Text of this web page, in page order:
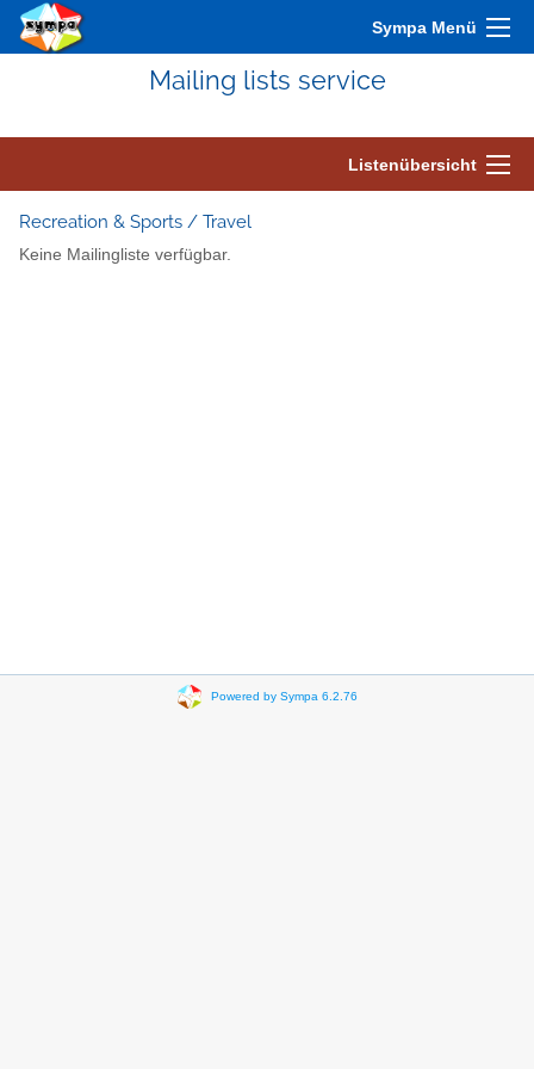
Sympa Menü
Mailing lists service
Listenübersicht
Recreation & Sports / Travel
Keine Mailingliste verfügbar.
Powered by Sympa 6.2.76